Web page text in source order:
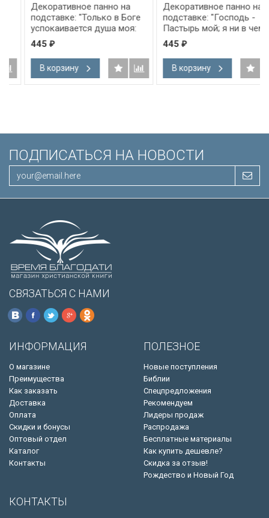
Декоративное панно на
подставке: "Только в Боге
успокаивается душа моя:
от Него спасение мое" Пс
445₽
В корзину
Декоративное панно на
подставке: "Господь -
Пастырь мой; я ни в чем не
буду нуждаться" Пс 22:1
445₽
В корзину
ПОДПИСАТЬСЯ НА НОВОСТИ
СВЯЗАТЬСЯ С НАМИ
ИНФОРМАЦИЯ
О магазине
Преимущества
Как заказать
Доставка
Оплата
Скидки и бонусы
Оптовый отдел
Каталог
Контакты
ПОЛЕЗНОЕ
Новые поступления
Библии
Спецпредложения
Рекомендуем
Лидеры продаж
Распродажа
Бесплатные материалы
Как купить дешевле?
Скидка за отзыв!
Рождество и Новый Год
КОНТАКТЫ